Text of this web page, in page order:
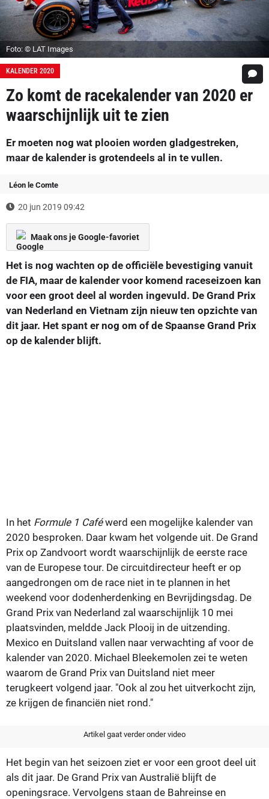
Foto: © LAT Images
KALENDER 2020
Zo komt de racekalender van 2020 er
waarschijnlijk uit te zien
Er moeten nog wat plooien worden gladgestreken,
maar de kalender is grotendeels al in te vullen.
Léon le Comte
20 jun 2019 09:42
Maak ons je Google-favoriet
Het is nog wachten op de officiële bevestiging vanuit
de FIA, maar de kalender voor komend raceseizoen kan
voor een groot deel al worden ingevuld. De Grand Prix
van Nederland en Vietnam zijn nieuw ten opzichte van
dit jaar. Het spant er nog om of de Spaanse Grand Prix
op de kalender blijft.
In het Formule 1 Caféwerd een mogelijke kalender van
2020 besproken. Daar kwam het volgende uit. De Grand
Prix op Zandvoort wordt waarschijnlijk de eerste race
van de Europese tour. De circuitdirecteur heeft er op
aangedrongen om de race niet in te plannen in het
weekend voor dodenherdenking en Bevrijdingsdag. De
Grand Prix van Nederland zal waarschijnlijk 10 mei
plaatsvinden, meldde Jack Plooij in de uitzending.
Mexico en Duitsland vallen naar verwachting af voor de
kalender van 2020. Michael Bleekemolen zei te weten
waarom de Grand Prix van Duitsland niet meer
terugkeert volgend jaar. "Ook al zou het uitverkocht zijn,
ze krijgen de financiën niet rond."
Artikel gaat verder onder video
Het begin van het seizoen ziet er voor een groot deel uit
als dit jaar. De Grand Prix van Australië blijft de
openingsrace. Vervolgens staan de Bahreinse en